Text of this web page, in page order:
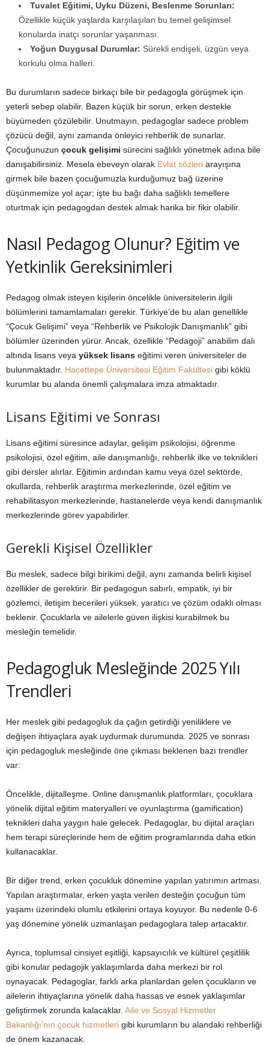
Tuvalet Eğitimi, Uyku Düzeni, Beslenme Sorunları:
Özellikle küçük yaşlarda karşılaşılan bu temel gelişimsel
konularda inatçı sorunlar yaşanması.
Yoğun Duygusal Durumlar: Sürekli endişeli, üzgün veya
korkulu olma halleri.
Bu durumların sadece birkaçı bile bir pedagogla görüşmek için
yeterli sebep olabilir. Bazen küçük bir sorun, erken destekle
büyümeden çözülebilir. Unutmayın, pedagoglar sadece problem
çözücü değil, aynı zamanda önleyici rehberlik de sunarlar.
Çocuğunuzun çocuk gelişimi sürecini sağlıklı yönetmek adına bile
danışabilirsiniz. Mesela ebeveyn olarak Evlat sözleri arayışına
girmek bile bazen çocuğumuzla kurduğumuz bağ üzerine
düşünmemize yol açar; işte bu bağı daha sağlıklı temellere
oturtmak için pedagogdan destek almak harika bir fikir olabilir.
Nasıl Pedagog Olunur? Eğitim ve
Yetkinlik Gereksinimleri
Pedagog olmak isteyen kişilerin öncelikle üniversitelerin ilgili
bölümlerini tamamlamaları gerekir. Türkiye’de bu alan genellikle
“Çocuk Gelişimi” veya “Rehberlik ve Psikolojik Danışmanlık” gibi
bölümler üzerinden yürür. Ancak, özellikle “Pedagoji” anabilim dalı
altında lisans veya yüksek lisans eğitimi veren üniversiteler de
bulunmaktadır. Hacettepe Üniversitesi Eğitim Fakültesi gibi köklü
kurumlar bu alanda önemli çalışmalara imza atmaktadır.
Lisans Eğitimi ve Sonrası
Lisans eğitimi süresince adaylar, gelişim psikolojisi, öğrenme
psikolojisi, özel eğitim, aile danışmanlığı, rehberlik ilke ve teknikleri
gibi dersler alırlar. Eğitimin ardından kamu veya özel sektörde,
okullarda, rehberlik araştırma merkezlerinde, özel eğitim ve
rehabilitasyon merkezlerinde, hastanelerde veya kendi danışmanlık
merkezlerinde görev yapabilirler.
Gerekli Kişisel Özellikler
Bu meslek, sadece bilgi birikimi değil, aynı zamanda belirli kişisel
özellikler de gerektirir. Bir pedagogun sabırlı, empatik, iyi bir
gözlemci, iletişim becerileri yüksek, yaratıcı ve çözüm odaklı olması
beklenir. Çocuklarla ve ailelerle güven ilişkisi kurabilmek bu
mesleğin temelidir.
Pedagogluk Mesleğinde 2025 Yılı
Trendleri
Her meslek gibi pedagogluk da çağın getirdiği yeniliklere ve
değişen ihtiyaçlara ayak uydurmak durumunda. 2025 ve sonrası
için pedagogluk mesleğinde öne çıkması beklenen bazı trendler
var:
Öncelikle, dijitalleşme. Online danışmanlık platformları, çocuklara
yönelik dijital eğitim materyalleri ve oyunlaştırma (gamification)
teknikleri daha yaygın hale gelecek. Pedagoglar, bu dijital araçları
hem terapi süreçlerinde hem de eğitim programlarında daha etkin
kullanacaklar.
Bir diğer trend, erken çocukluk dönemine yapılan yatırımın artması.
Yapılan araştırmalar, erken yaşta verilen desteğin çocuğun tüm
yaşamı üzerindeki olumlu etkilerini ortaya koyuyor. Bu nedenle 0-6
yaş dönemine yönelik uzmanlaşan pedagoglara talep artacaktır.
Ayrıca, toplumsal cinsiyet eşitliği, kapsayıcılık ve kültürel çeşitlilik
gibi konular pedagojik yaklaşımlarda daha merkezi bir rol
oynayacak. Pedagoglar, farklı arka planlardan gelen çocukların ve
ailelerin ihtiyaçlarına yönelik daha hassas ve esnek yaklaşımlar
geliştirmek zorunda kalacaklar. Aile ve Sosyal Hizmetler
Bakanlığı’nın çocuk hizmetleri gibi kurumların bu alandaki rehberliği
de önem kazanacak.